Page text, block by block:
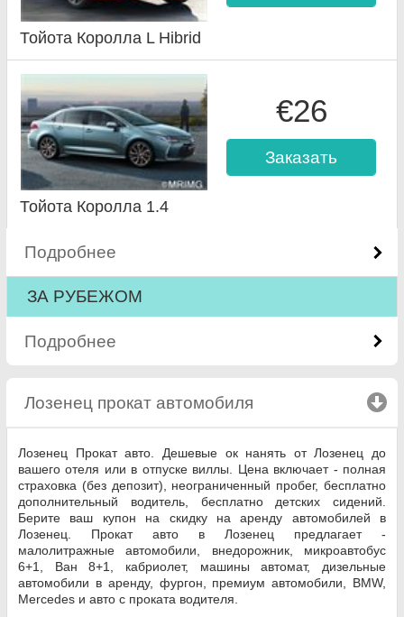
Тойота Королла L Hibrid
€26
Заказать
Тойота Королла 1.4
Подробнее
ЗА РУБЕЖОМ
Подробнее
Лозенец прокат автомобиля click to collapse
Лозенец Прокат авто. Дешевые ок нанять от Лозенец до
вашего отеля или в отпуске виллы. Цена включает - полная
страховка (без депозит), неограниченный пробег, бесплатно
дополнительный водитель, бесплатно детских сидений.
Берите ваш купон на скидку на аренду автомобилей в
Лозенец. Прокат авто в Лозенец предлагает -
малолитражные автомобили, внедорожник, микроавтобус
6+1, Ван 8+1, кабриолет, машины автомат, дизельные
автомобили в аренду, фургон, премиум автомобили, BMW,
Mercedes и авто с проката водителя.